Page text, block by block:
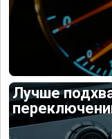
Лучше